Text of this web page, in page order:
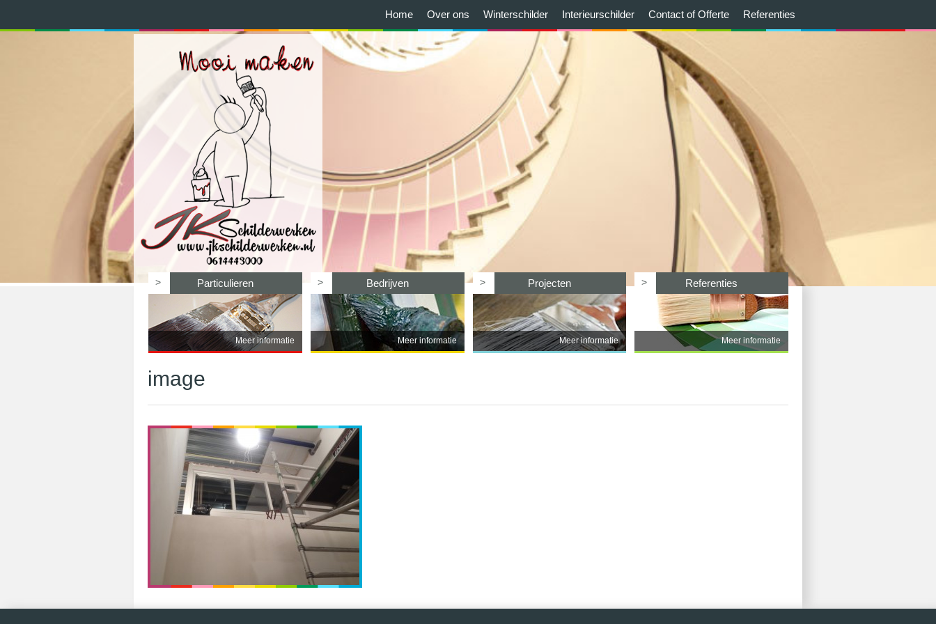
Home Over ons Winterschilder Interieurschilder Contact of Offerte Referenties
> Particulieren
Meer informatie
> Bedrijven
Meer informatie
> Projecten
Meer informatie
> Referenties
Meer informatie
image